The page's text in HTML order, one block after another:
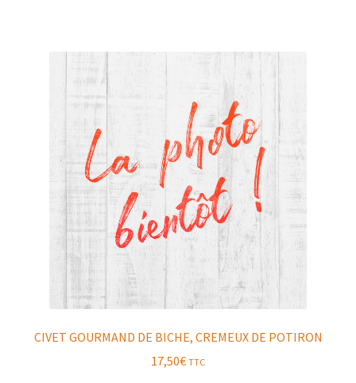
CIVET GOURMAND DE BICHE, CREMEUX DE POTIRON
17,50€ TTC